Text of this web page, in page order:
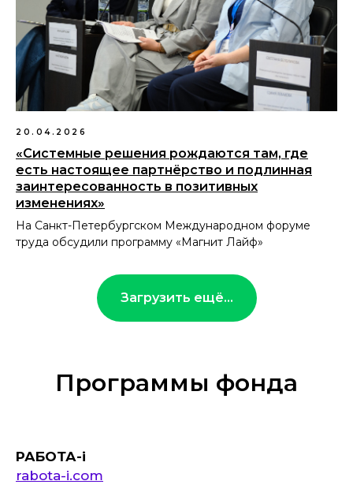
20.04.2026
«Системные решения рождаются там, где
есть настоящее партнёрство и подлинная
заинтересованность в позитивных
изменениях»
На Санкт-Петербургском Международном форуме
труда обсудили программу «Магнит Лайф»
Загрузить ещё...
Программы фонда
РАБОТА-i
rabota-i.com